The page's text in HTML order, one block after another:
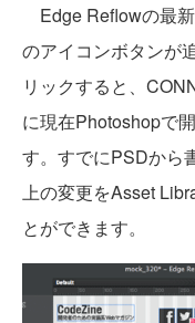
Edge Reflowの最
のアイコンボタンが
リックすると、
に現在Photoshopで
す。すでにPSDから
上の変更をAsset
とができます。